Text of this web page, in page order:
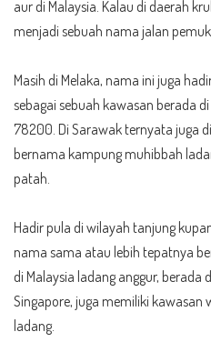
aur di Malaysia. Kalau di daerah
menjadi sebuah nama jalan
Masih di Melaka, nama ini juga
sebagai sebuah kawasan berada
78200. Di Sarawak ternyata juga
bernama kampung muhibbah
patah.
Hadir pula di wilayah tanjung
nama sama atau lebih tepatnya
di Malaysia ladang anggur, berada
Singapore, juga memiliki
ladang.